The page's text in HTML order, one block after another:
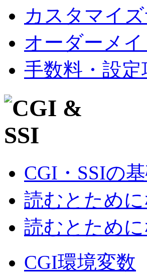
カスタマイ
オーダーメ
手数料・設
CGI・SSIの
読むとため
読むとため
CGI環境変数